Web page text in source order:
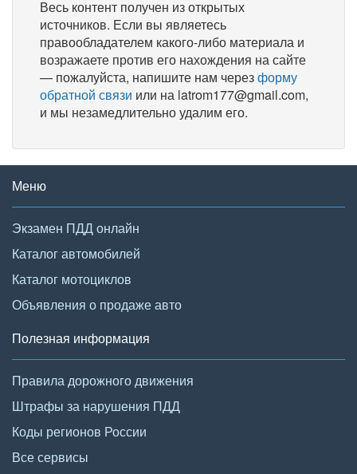
Весь контент получен из открытых
источников. Если вы являетесь
правообладателем какого-либо материала и
возражаете против его нахождения на сайте
— пожалуйста, напишите нам черезформу
обратной связи или на latrom177@gmail.com,
и мы незамедлительно удалим его.
Меню
Экзамен ПДД онлайн
Каталог автомобилей
Каталог мотоциклов
Объявления о продаже авто
Полезная информация
Правила дорожного движения
Штрафы за нарушения ПДД
Коды регионов России
Все сервисы